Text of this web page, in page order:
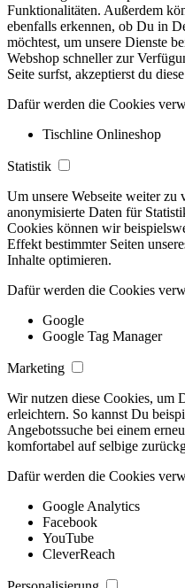
Funktionalitäten. Außerdem
ebenfalls erkennen, ob Du in
möchtest, um unsere Dienste
Webshop schneller zur
Seite surfst, akzeptierst du
Dafür werden die Cookies
Tischline Onlineshop
Statistik
Um unsere Webseite weiter zu
anonymisierte Daten für
Cookies können wir
Effekt bestimmter Seiten
Inhalte optimieren.
Dafür werden die Cookies
Google
Google Tag Manager
Marketing
Wir nutzen diese Cookies, um
erleichtern. So kannst Du
Angebotssuche bei einem
komfortabel auf selbige
Dafür werden die Cookies
Google Analytics
Facebook
YouTube
CleverReach